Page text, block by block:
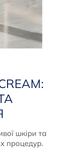
шкіри та
процедур.